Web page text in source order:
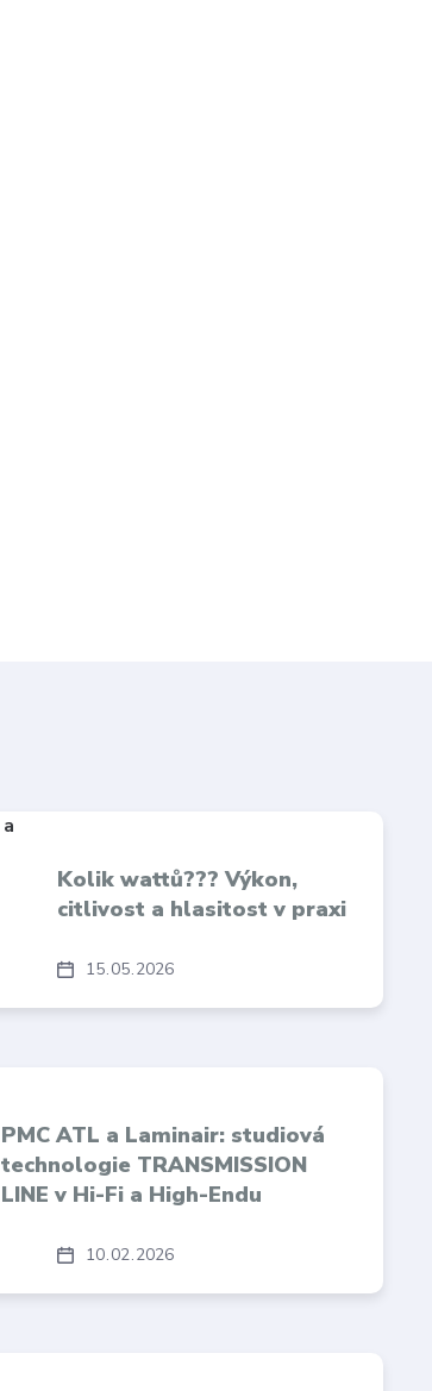
15 05 2026
Kolik wattů??? Výkon,
citlivost a hlasitost v praxi
10 02 2026
PMC ATL a Laminair: studiová
technologie TRANSMISSION
LINE v Hi-Fi a High-Endu